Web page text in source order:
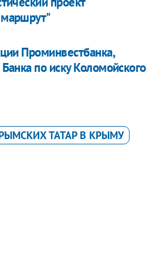
Проминвестбанка,
по иску Коломойского
ТАТАР В КРЫМУ